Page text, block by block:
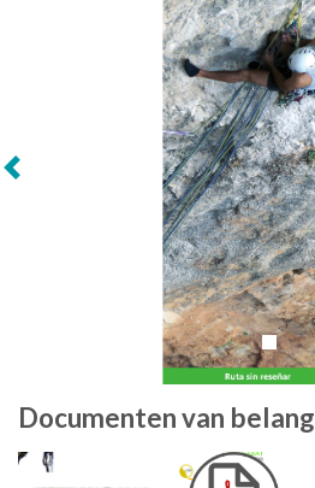
Volgende
Documenten van belang